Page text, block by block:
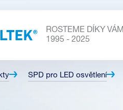
ROSTEME DÍKY VÁM
1995 - 2025
SPD pro LED osvětlení